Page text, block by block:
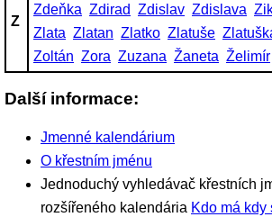
Z
Zdeňka Zdirad Zdislav Zdislava
Zlata Zlatan Zlatko Zlatuše
Zoltán Zora Zuzana Žaneta Želimír
Další informace:
Jmenné kalendárium
O křestním jménu
Jednoduchý vyhledávač křestních
rozšířeného kalendária Kdo má kdy